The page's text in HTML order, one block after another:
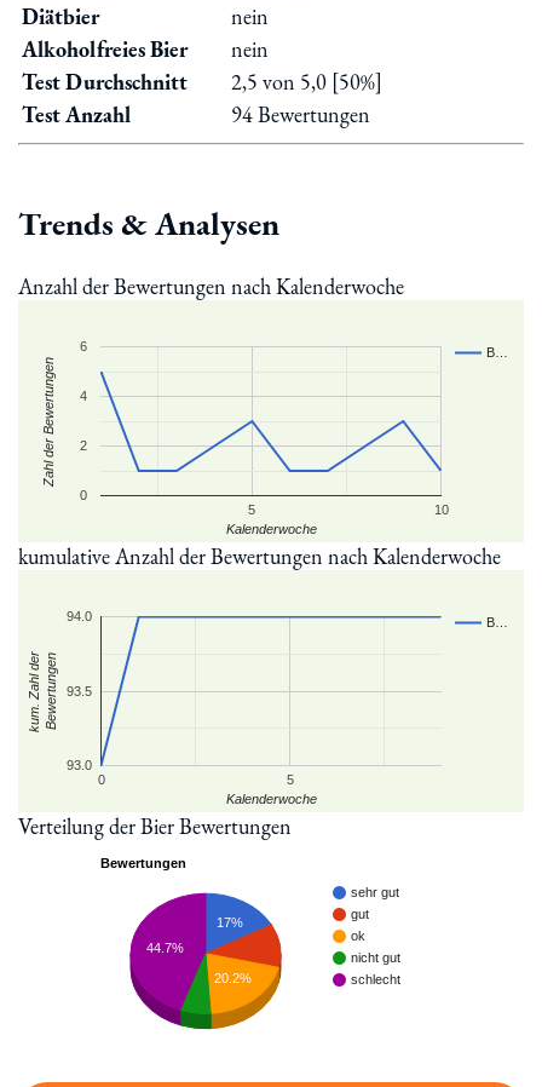
Diätbier
nein
Alkoholfreies Bier
nein
Test Durchschnitt
2,5 von 5,0 [50%]
Test Anzahl
94 Bewertungen
Trends & Analysen
Anzahl der Bewertungen nach Kalenderwoche
B…
5 10
0
2
4
6
Kalenderwoche
Zahl der Bewertungen
kumulative Anzahl der Bewertungen nach Kalenderwoche
B…
0 5
93.0
93.5
94.0
Kalenderwoche
kum. Zahl derBewertungen
Verteilung der Bier Bewertungen
Bewertungen
sehr gut
gut
ok
nicht gut
schlecht
17%
20.2%
44.7%